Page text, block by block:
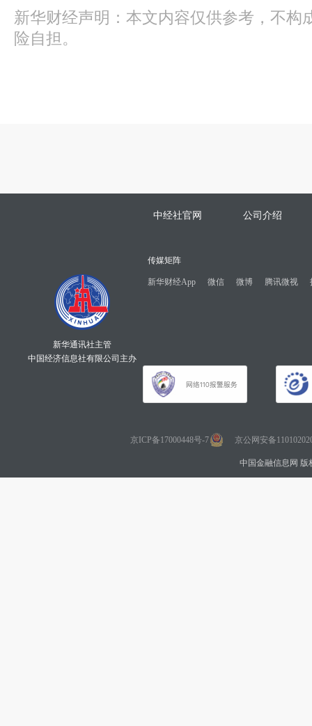
新华财经声明：本文内容仅供参考，不构
险自担。
中经社官网 公司介绍
新华通讯社主管
中国经济信息社有限公司主办
传媒矩阵
新华财经App 微信 微博 腾讯微视
京ICP备17000448号-7 京公网安备
中国金融信息网 版